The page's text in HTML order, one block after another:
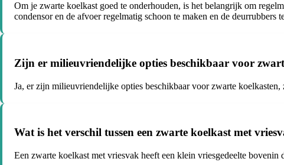
Om je zwarte koelkast goed te onderhouden, is het belangrijk om
condensor en de afvoer regelmatig schoon te maken en de deurrubbers
Zijn er milieuvriendelijke opties beschikbaar voor
Ja, er zijn milieuvriendelijke opties beschikbaar voor zwarte
Wat is het verschil tussen een zwarte koelkast met
Een zwarte koelkast met vriesvak heeft een klein vriesgedeelte